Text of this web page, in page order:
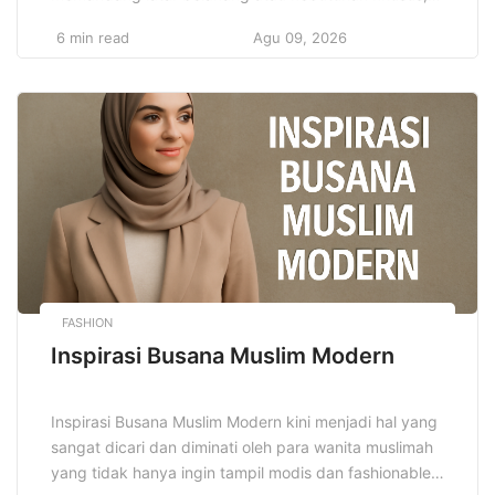
Meningkatkan kualitas pendidikan inklusif adalah hal
yang lebih adil dan setara. Melalui pendekatan ini,
diharapkan semua anak, termasuk yang memiliki
kebutuhan khusus, dapat belajar dalam lingkungan
6 min read Agu 09, 2026
FASHION
Inspirasi Busana Muslim Modern
Inspirasi Busana Muslim Modern kini menjadi hal yang
sangat dicari dan diminati oleh para wanita muslimah
yang tidak hanya ingin tampil modis dan fashionable,